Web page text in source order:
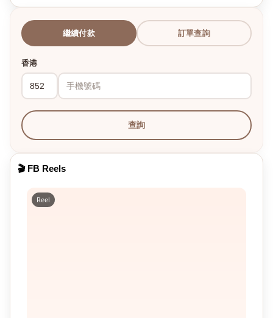
繼續付款 訂單查詢
香港
查詢
🎬 FB Reels
Reel